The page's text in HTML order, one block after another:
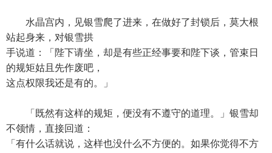
水晶宫内，见银雪爬了进来，在做好了封锁后，莫大根
站起身来，对银雪拱
手说道：「陛下请坐，却是有些正经事要和陛下谈，管束日
的规矩姑且先作废吧，
这点权限我还是有的。」
「既然有这样的规矩，便没有不遵守的道理。」银雪却
不领情，直接回道：
「有什么话就说，这样也没什么不方便的。如果你觉得不方